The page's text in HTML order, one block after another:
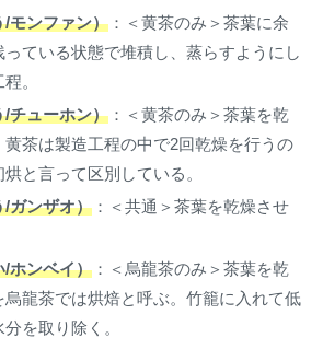
モンファン）：＜黄茶のみ＞茶葉に余
ている状態で堆積し、蒸らすようにし
。
チューホン）：＜黄茶のみ＞茶葉を乾
茶は製造工程の中で2回乾燥を行うの
と言って区別している。
/ガンザオ）：＜共通＞茶葉を乾燥させ
/ホンベイ）：＜烏龍茶のみ＞茶葉を乾
龍茶では烘焙と呼ぶ。竹籠に入れて低
を取り除く。